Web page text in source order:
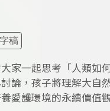
稿
家一起思考「人類如
論，孩子將理解大自
愛護環境的永續價值